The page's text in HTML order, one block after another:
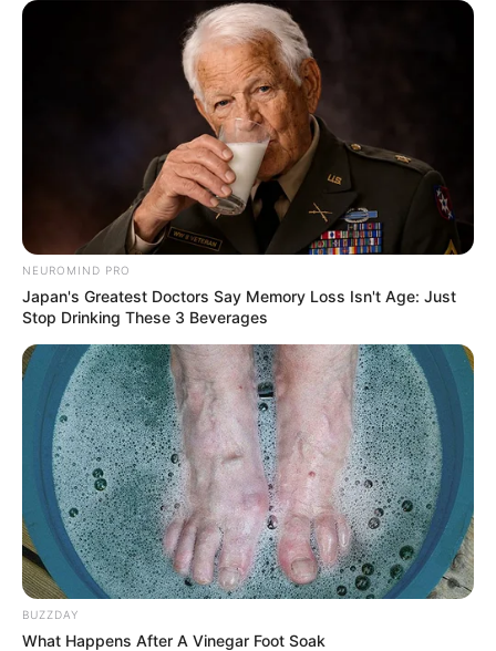
NEUROMIND PRO
Japan's Greatest Doctors Say Memory Loss Isn't Age: Just
Stop Drinking These 3 Beverages
BUZZDAY
What Happens After A Vinegar Foot Soak